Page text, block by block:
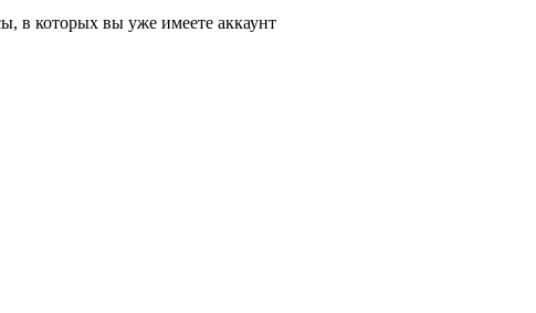
в которых вы уже имеете аккаунт